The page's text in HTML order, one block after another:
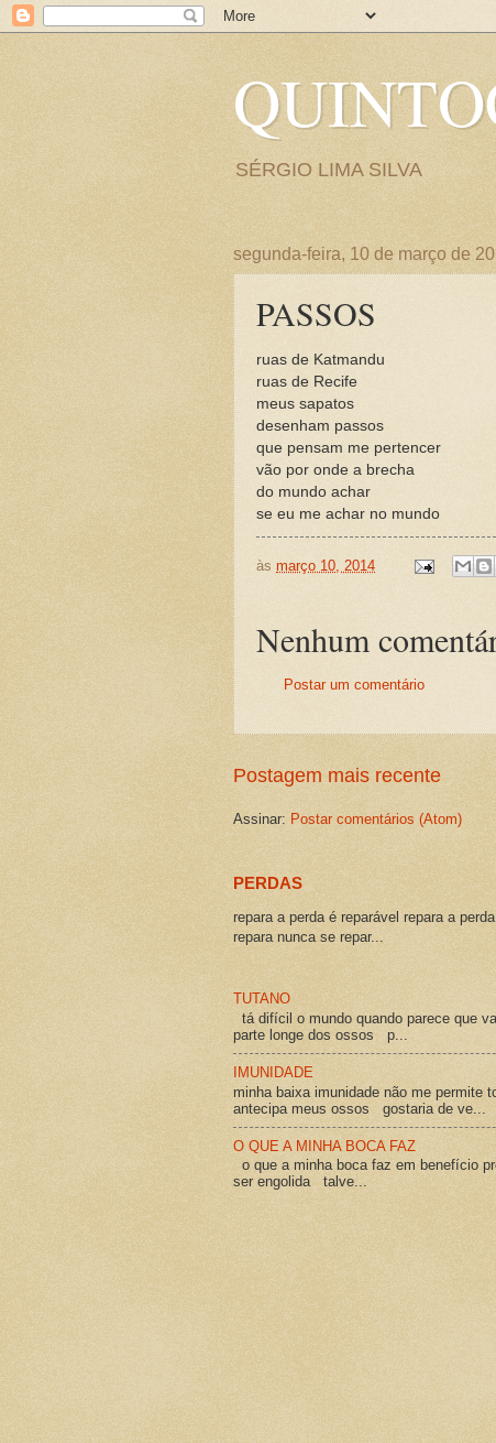
SÉRGIO LIMA SILVA
segunda-feira, 10 de março de
PASSOS
ruas de Katmandu
ruas de Recife
meus sapatos
desenham passos
que pensam me pertencer
vão por onde a brecha
do mundo achar
se eu me achar no mundo
às março 10, 2014
Nenhum
Postar um comentário
Postagem mais recente
Assinar: Postar comentários (Atom)
PERDAS
repara a perda é reparável repara a
repara nunca se repar...
TUTANO
tá difícil o mundo quando parece que
parte longe dos ossos p...
IMUNIDADE
minha baixa imunidade não me permite
antecipa meus ossos gostaria de ve...
O QUE A MINHA BOCA FAZ
o que a minha boca faz em benefício
ser engolida talve...